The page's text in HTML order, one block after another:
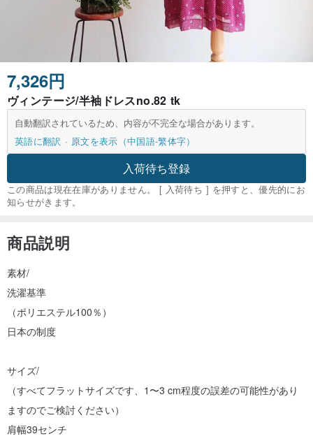
7,326円
ヴィンテージ/半袖ドレスno.82 tk
自動翻訳されているため、内容が不完全な場合があります。
英語に翻訳
原文を表示（中国語-繁体字）
入荷待ち登録
この商品は現在在庫がありません。 [ 入荷待ち ] を押すと、優先的にお
知らせがきます。
商品説明
素材/
洗濯基準
（ポリエステル100％）
日本の制度
サイズ/
（すべてフラットサイズです、1〜3 cm程度の誤差の可能性があり
ますのでご検討ください）
肩幅39センチ